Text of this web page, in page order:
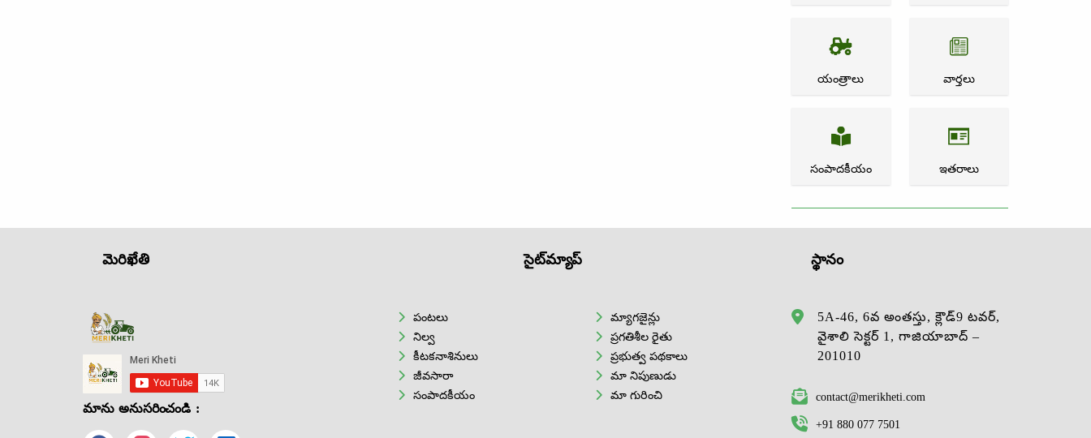
యంత్రాలు వార్తలు
సంపాదకీయం ఇతరాలు
మెరిఖేతి
మాను అనుసరించండి :
సైట్‌మ్యాప్
పంటలు
నిల్వ
కీటకనాశినులు
జీవసారా
సంపాదకీయం
మ్యాగజైన్లు
ప్రగతిశీల రైతు
ప్రభుత్వ పథకాలు
మా నిపుణుడు
మా గురించి
స్థానం
5A-46, 6వ అంతస్తు, క్లౌడ్9 టవర్,
వైశాలి సెక్టర్ 1, గాజియాబాద్ –
201010
contact@merikheti.com
+91 880 077 7501